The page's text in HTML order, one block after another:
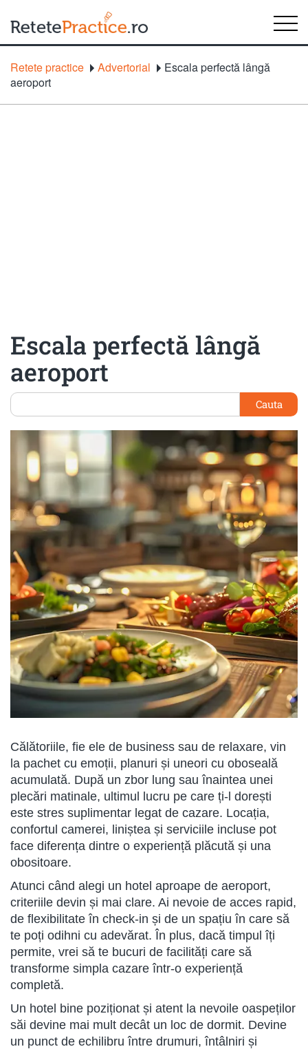
Retete practice Advertorial
Escala perfectă lângă
aeroport
Escala perfectă lângă
aeroport
Cauta
Călătoriile, fie ele de business sau de relaxare, vin
la pachet cu emoții, planuri și uneori cu oboseală
acumulată. După un zbor lung sau înaintea unei
plecări matinale, ultimul lucru pe care ți-l dorești
este stres suplimentar legat de cazare. Locația,
confortul camerei, liniștea și serviciile incluse pot
face diferența dintre o experiență plăcută și una
obositoare.
Atunci când alegi un hotel aproape de aeroport,
criteriile devin și mai clare. Ai nevoie de acces rapid,
de flexibilitate în check-in și de un spațiu în care să
te poți odihni cu adevărat. În plus, dacă timpul îți
permite, vrei să te bucuri de facilități care să
transforme simpla cazare într-o experiență
completă.
Un hotel bine poziționat și atent la nevoile oaspeților
săi devine mai mult decât un loc de dormit. Devine
un punct de echilibru între drumuri, întâlniri și